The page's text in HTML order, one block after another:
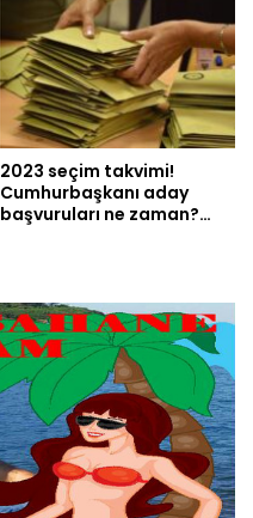
2023 seçim takvimi!
Cumhurbaşkanı aday
başvuruları ne zaman?…